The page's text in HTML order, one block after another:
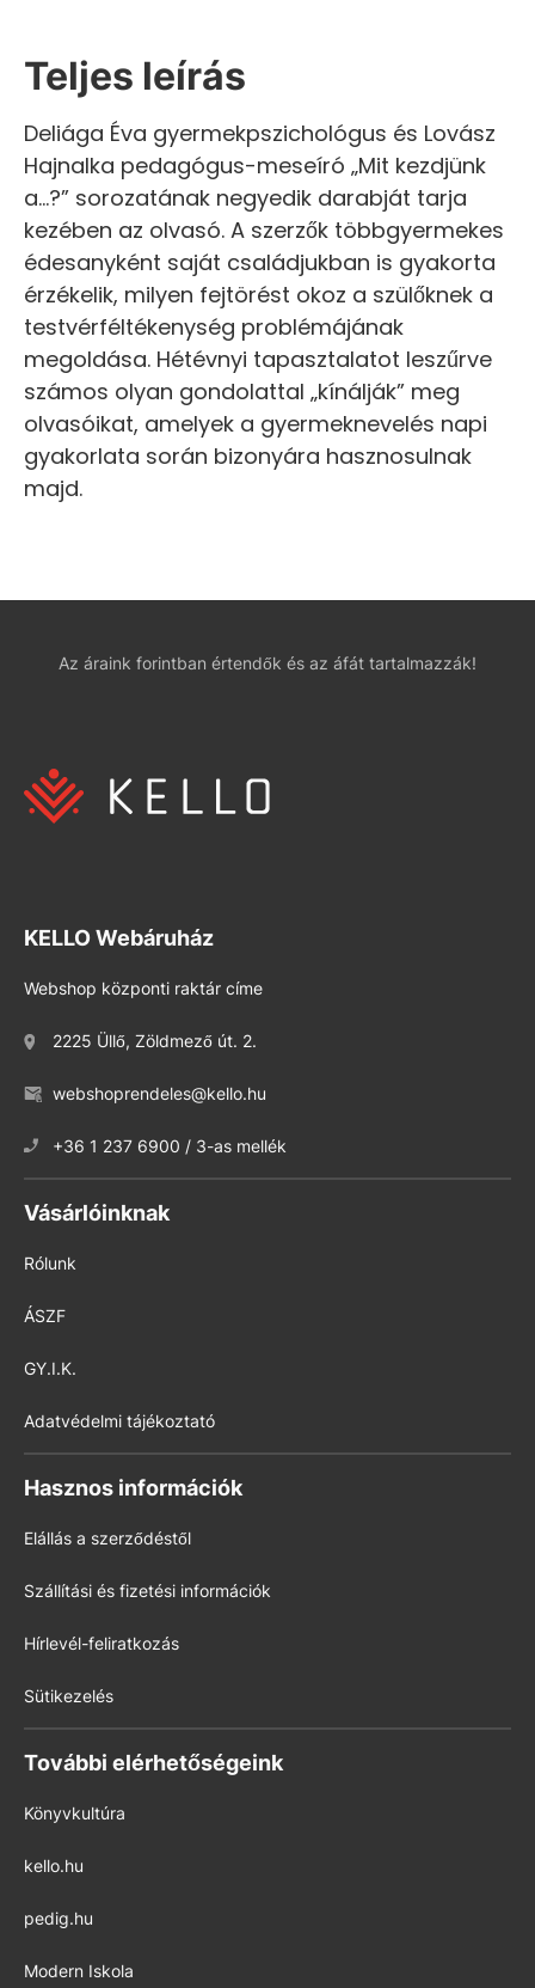
Teljes leírás
Deliága Éva gyermekpszichológus és Lovász
Hajnalka pedagógus-meseíró „Mit kezdjünk
a…?” sorozatának negyedik darabját tarja
kezében az olvasó. A szerzők többgyermekes
édesanyként saját családjukban is gyakorta
érzékelik, milyen fejtörést okoz a szülőknek a
testvérféltékenység problémájának
megoldása. Hétévnyi tapasztalatot leszűrve
számos olyan gondolattal „kínálják” meg
olvasóikat, amelyek a gyermeknevelés napi
gyakorlata során bizonyára hasznosulnak
majd.
Az áraink forintban értendők és az áfát tartalmazzák!
KELLO Webáruház
Webshop központi raktár címe
2225 Üllő, Zöldmező út. 2.
webshoprendeles@kello.hu
+36 1 237 6900 / 3-as mellék
Vásárlóinknak
Rólunk
ÁSZF
GY.I.K.
Adatvédelmi tájékoztató
Hasznos információk
Elállás a szerződéstől
Szállítási és fizetési információk
Hírlevél-feliratkozás
Sütikezelés
További elérhetőségeink
Könyvkultúra
kello.hu
pedig.hu
Modern Iskola